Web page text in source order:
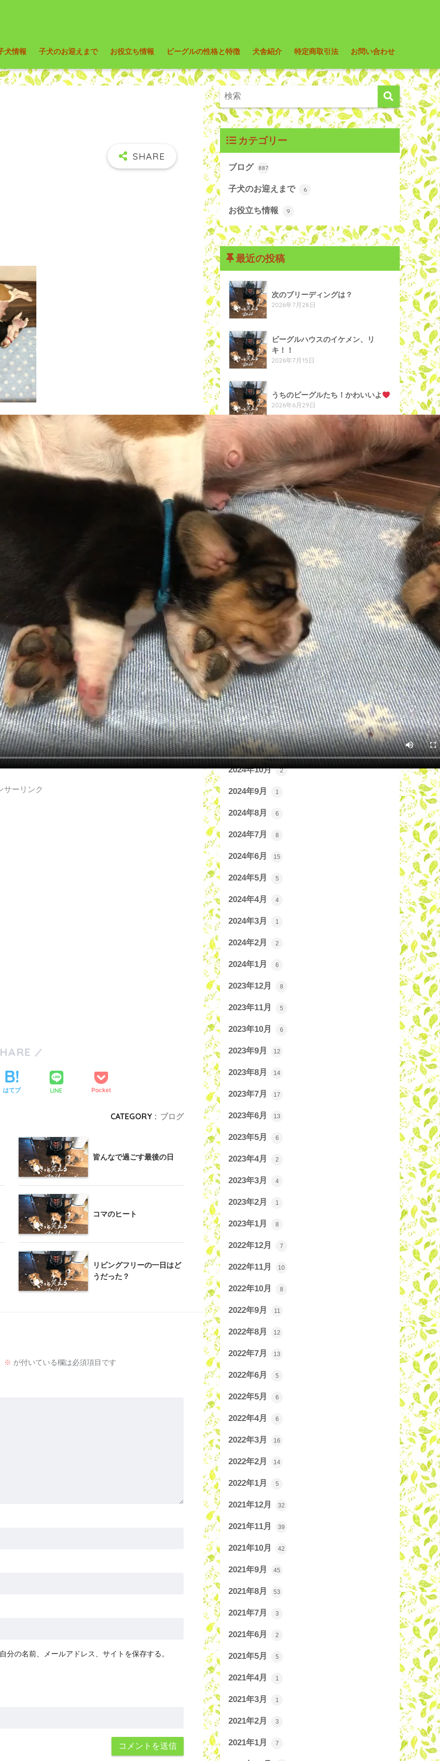
犬情報 子犬のお迎えまで お役立ち情報 ビーグルの性格と特徴 犬舎紹介 特定商取引法 お問い合わせ
サーリンク
はてブ LINE Pocket
CATEGORY : ブログ
皆んなで過ごす最後の日
コマのヒート
リビングフリーの一日はど
うだった？
※ が付いている欄は必須項目です
の名前、メールアドレス、サイトを保存する。
カテゴリー
ブログ 887
子犬のお迎えまで 6
お役立ち情報 9
最近の投稿
次のブリーディングは？
2026年7月28日
ビーグルハウスのイケメン、リ
キ！！
2026年7月15日
うちのビーグルたち！かわいいよ
2026年6月29日
アーカイブ
2026年7月 2
2026年6月 2
2026年1月 19
2025年11月
2025年7月 1
2025年6月
2025年5月 22
2025年4月
2025年3月 4
2025年2月 2
2025年1月 1
2024年12月 1
2024年11月 2
2024年10月 2
2024年9月 1
2024年8月 6
2024年7月 8
2024年6月 15
2024年5月 5
2024年4月 4
2024年3月 1
2024年2月 2
2024年1月 6
2023年12月 8
2023年11月 5
2023年10月 6
2023年9月 12
2023年8月 14
2023年7月 17
2023年6月 13
2023年5月 6
2023年4月 2
2023年3月 4
2023年2月 1
2023年1月 8
2022年12月 7
2022年11月 10
2022年10月 8
2022年9月 11
2022年8月 12
2022年7月 13
2022年6月 5
2022年5月 6
2022年4月 6
2022年3月 16
2022年2月 14
2022年1月 5
2021年12月 32
2021年11月 39
2021年10月 42
2021年9月 45
2021年8月 53
2021年7月 3
2021年6月 2
2021年5月 5
2021年4月 1
2021年3月 1
2021年2月 3
2021年1月 7